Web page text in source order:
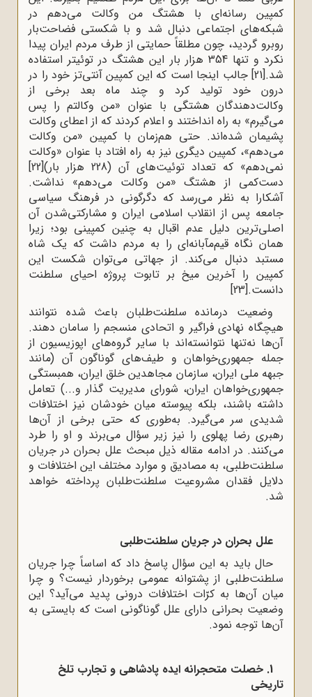
کمپین رسانه‌ای با هشتگ من وکالت می‌دهم در
شبکه‌های اجتماعی دنبال شد و با شکستی فضاحت‌بار
روبرو گردید، چون مطلقاً حمایتی از طرف مردم ایران پیدا
نکرد و تنها 354 هزار بار این هشتگ در توئیتر استفاده
شد.[21]
جالب اینجا است که این کمپین آنتی‌تز خود را در
درون خود تولید کرد و چند ماه بعد برخی از
وکالت‌دهندگان هشتگی با عنوان «من وکالتم را پس
می‌‌گیرم» به راه انداختند و اعلام کردند که از اعطای وکالت
پشیمان شده‌اند. حتی هم‌زمان با کمپین «من وکالت
می‌دهم»، کمپین دیگری نیز به راه افتاد با عنوان «وکالت
نمی‌دهم» که تعداد توئیت‌های آن (228 هزار بار)
[22]
دست‌کمی از هشتگ «من وکالت می‌دهم» نداشت.
آشکارا به نظر می‌رسد که دگرگونی در فرهنگ سیاسی
جامعه پس از انقلاب اسلامی ایران و مشارکتی‌شدن آن
اصلی‌ترین دلیل عدم اقبال به چنین کمپینی بود؛ زیرا
همان نگاه قیم‌مآبانه‌ای را به مردم داشت که یک شاه
مستبد دنبال می‌کند. از جهاتی می‌توان شکست این
کمپین را آخرین میخ بر تابوت پروژه احیای سلطنت
دانست.[23]
وضعیت درمانده سلطنت‌طلبان باعث شده نتوانند
هیچگاه نهادی فراگیر و اتحادی منسجم را سامان دهند.
آن‌ها نه‌تنها نتوانسته‌اند با سایر گروه‌های اپوزیسیون از
جمله جمهوری‌خواهان و طیف‌های گوناگون آن (مانند
جبهه ملی ایران، سازمان مجاهدین خلق ایران، همبستگی
جمهوری‌خواهان ایران، شورای مدیریت گذار و...) تعامل
داشته باشند، بلکه پیوسته میان خودشان نیز اختلافات
شدیدی سر می‌گیرد. به‌طوری که حتی برخی از آن‌ها
رهبری رضا پهلوی را نیز زیر سؤال می‌برند و او را طرد
می‌کنند. در ادامه مقاله ذیل مبحث علل بحران در جریان
سلطنت‌طلبی، به مصادیق و موارد مختلف این اختلافات و
دلایل فقدان مشروعیت سلطنت‌طلبان پرداخته خواهد
شد.
علل بحران در جریان سلطنت‌طلبی
حال باید به این سؤال پاسخ داد که اساساً چرا جریان
سلطنت‌طلبی از پشتوانه عمومی برخوردار نیست؟ و چرا
میان آن‌ها به کرّات اختلافات درونی پدید می‌آید؟ این
وضعیت بحرانی دارای علل گوناگونی است که بایستی به
آن‌ها توجه نمود.
1. خصلت متحجرانه ایده پادشاهی و تجارب تلخ
تاریخی